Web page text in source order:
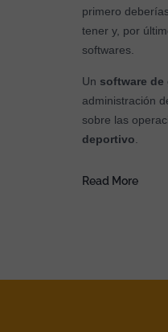
primero
tener y, por
softwares.
Un software de
administración
sobre las
deportivo
Read More